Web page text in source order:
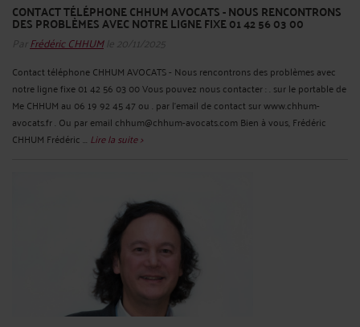
CONTACT TÉLÉPHONE CHHUM AVOCATS - NOUS RENCONTRONS
DES PROBLÈMES AVEC NOTRE LIGNE FIXE 01 42 56 03 00
Par Frédéric CHHUMle 20/11/2025
Contact téléphone CHHUM AVOCATS - Nous rencontrons des problèmes avec
notre ligne fixe 01 42 56 03 00 Vous pouvez nous contacter : . sur le portable de
Me CHHUM au 06 19 92 45 47 ou . par l’email de contact sur www.chhum-
avocats.fr . Ou par email chhum@chhum-avocats.com Bien à vous, Frédéric
CHHUM Frédéric ... Lire la suite >